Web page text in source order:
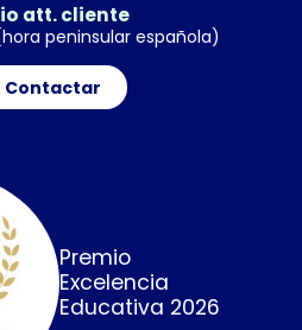
att. cliente
peninsular española)
Contactar
Premio
Excelencia
Educativa 2026